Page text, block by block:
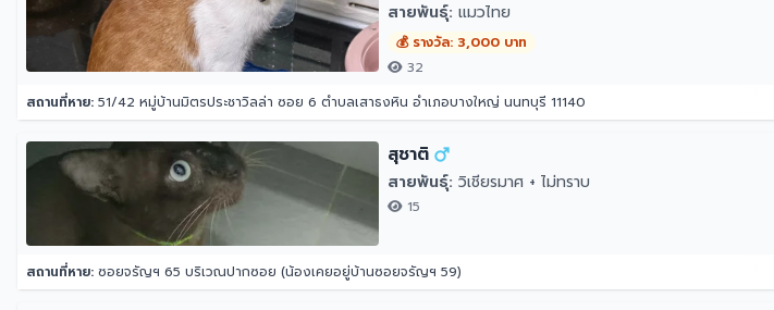
สายพันธุ์: แมวไทย
💰 รางวัล: 3,000 บาท
32
สถานที่หาย: 51/42 หมู่บ้านมิตรประชาวิลล่า ซอย 6 ตำบลเสาธงหิน อำเภอบางใหญ่ นนทบุรี 11140
สุชาติ
สายพันธุ์: วิเชียรมาศ + ไม่ทราบ
15
สถานที่หาย: ซอยจรัญฯ 65 บริเวณปากซอย (น้องเคยอยู่บ้านซอยจรัญฯ 59)